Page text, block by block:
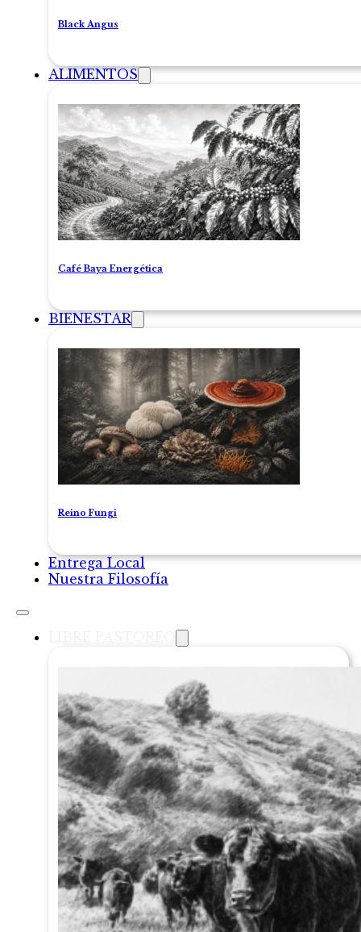
Black Angus
ALIMENTOS
Café Baya Energética
BIENESTAR
Reino Fungi
Entrega Local
Nuestra Filosofía